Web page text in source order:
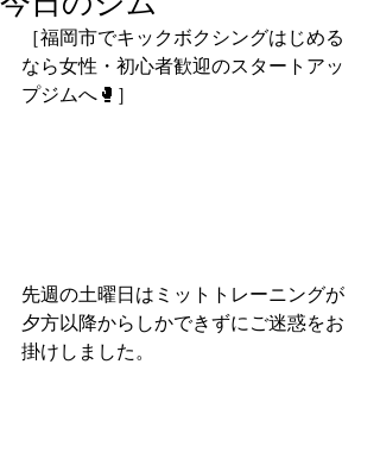
［福岡市でキックボクシングはじめる
なら女性・初心者歓迎のスタートアッ
プジムへ🥊］
先週の土曜日はミットトレーニングが
夕方以降からしかできずにご迷惑をお
掛けしました。